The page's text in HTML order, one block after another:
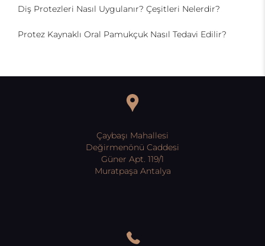
Diş Protezleri Nasıl Uygulanır? Çeşitleri Nelerdir?
Protez Kaynaklı Oral Pamukçuk Nasıl Tedavi Edilir?
Çaybaşı Mahallesi
Değirmenönü Caddesi
Güner Apt. 119/1
Muratpaşa Antalya